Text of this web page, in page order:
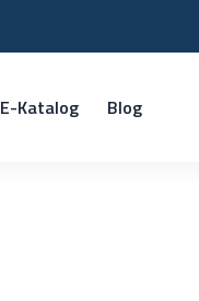
E-Katalog Blog